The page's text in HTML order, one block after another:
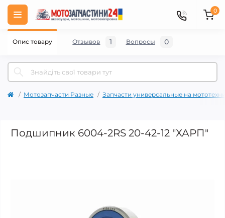
0
Мотозапчасти Разные Запчасти универсальные на
Подшипник 6004-2RS 20-42-12 "ХАРП"
Опис товару Отзывов 1 Вопросы 0